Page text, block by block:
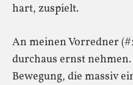
hart, zuspielt.
An meinen Vorredner
durchaus ernst
Bewegung, die massiv